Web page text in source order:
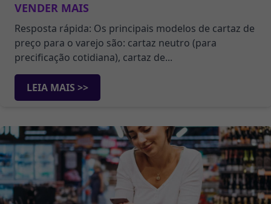
VENDER MAIS
Resposta rápida: Os principais modelos de cartaz de
preço para o varejo são: cartaz neutro (para
precificação cotidiana), cartaz de...
LEIA MAIS >>